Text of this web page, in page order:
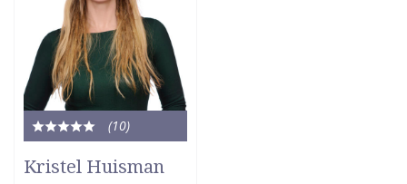
(10)
Totale
waardering:
5
Kristel Huisman